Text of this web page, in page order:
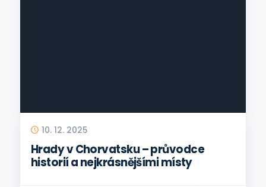
10. 12. 2025
Hrady v Chorvatsku – průvodce
historií a nejkrásnějšími místy